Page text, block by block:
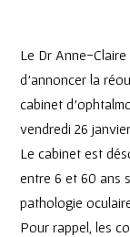
Le Dr Anne-Claire
d’annoncer la
cabinet
vendredi 26 janvier
Le cabinet est
entre 6 et 60 ans
pathologie
Pour rappel, les